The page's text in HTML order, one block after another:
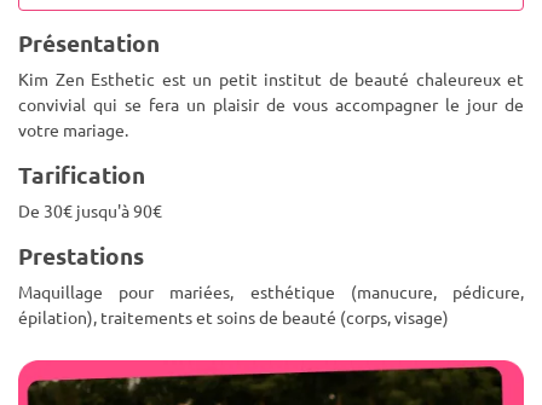
Présentation
Kim Zen Esthetic est un petit institut de beauté chaleureux et
convivial qui se fera un plaisir de vous accompagner le jour de
votre mariage.
Tarification
De 30€ jusqu'à 90€
Prestations
Maquillage pour mariées, esthétique (manucure, pédicure,
épilation), traitements et soins de beauté (corps, visage)